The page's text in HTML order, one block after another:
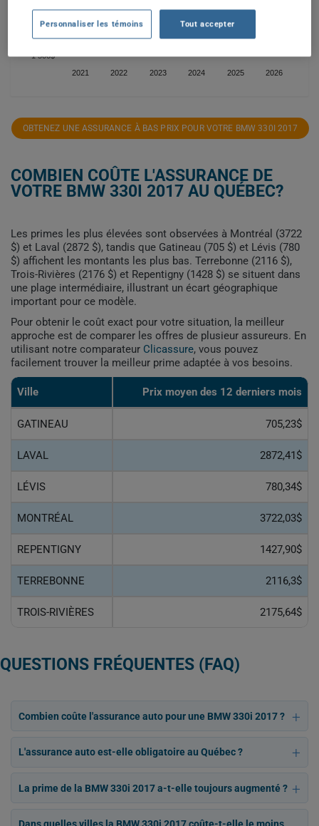
2021 2022 2023 2024 2025 2026
1 500$
1 750$
OBTENEZ UNE ASSURANCE À BAS PRIX POUR VOTRE BMW 330I 2017
COMBIEN COÛTE L'ASSURANCE DE
VOTRE BMW 330I 2017 AU QUÉBEC?
Les primes les plus élevées sont observées à Montréal (3722
$) et Laval (2872 $), tandis que Gatineau (705 $) et Lévis (780
$) affichent les montants les plus bas. Terrebonne (2116 $),
Trois-Rivières (2176 $) et Repentigny (1428 $) se situent dans
une plage intermédiaire, illustrant un écart géographique
important pour ce modèle.
Pour obtenir le coût exact pour votre situation, la meilleur
approche est de comparer les offres de plusieur assureurs. En
utilisant notre comparateur Clicassure, vous pouvez
facilement trouver la meilleur prime adaptée à vos besoins.
Ville Prix ​​moyen des 12 derniers mois
GATINEAU 705,23$
LAVAL 2872,41$
LÉVIS 780,34$
MONTRÉAL 3722,03$
REPENTIGNY 1427,90$
TERREBONNE 2116,3$
TROIS-RIVIÈRES 2175,64$
QUESTIONS FRÉQUENTES (FAQ)
Combien coûte l'assurance auto pour une BMW 330i 2017 ?
L'assurance auto est-elle obligatoire au Québec ?
La prime de la BMW 330i 2017 a-t-elle toujours augmenté ?
Personnaliser les témoins Tout accepter